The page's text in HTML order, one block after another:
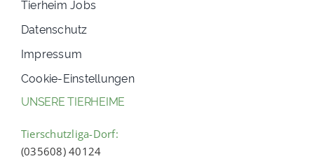
Tierheim Jobs
Datenschutz
Impressum
Cookie-Einstellungen
UNSERE TIERHEIME
Tierschutzliga-Dorf:
(035608) 40124